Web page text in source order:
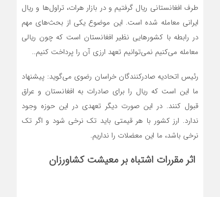
طرف افغانستانی ریال گرفتیم و در بازار هرات، تراول‌ها و ریال
ایرانی معامله شده است. این موضوع یکی از بحث‌های مهم
در رابطه با کشورهایی نظیر افغانستان است که چون ریالی
معامله می‌کنیم نمی‌توانیم تعهد ارزی آن را پرداخت کنیم..
رئیس اتحادیه صادرکنندگان خراسان رضوی می‌گوید: پیشنهاد
ما این است که ریال را برای صادرات به افغانستان و عراق
قبول کنند. در این صورت دیگر تعهدی در این حوزه وجود
ندارد. ارز کشور با هر قیمتی باید تک نرخی شود و اگر تک
نرخی باشد، ما این معضلات را نداریم.
اثر مقررات اشتباه بر معیشت کشاورزان